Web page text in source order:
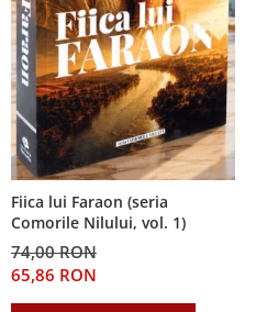
Fiica lui Faraon (seria
Comorile Nilului, vol. 1)
74,00 RON
65,86 RON